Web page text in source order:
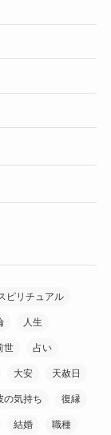
ピリチュアル
人生
世 占い
大安 天赦日
の気持ち 復縁
結婚 職種